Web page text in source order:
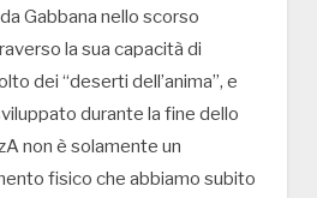
Gabbana nello scorso
la sua capacità di
dei “deserti dell’anima”, e
durante la fine dello
non è solamente un
fisico che abbiamo subito